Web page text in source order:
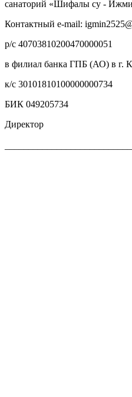
санаторий «Шифалы су -
Контактный e-mail:
р/с 40703810200470000051
в филиал банка ГПБ (АО) в г.
к/с 30101810100000000734
БИК 049205734
Директор